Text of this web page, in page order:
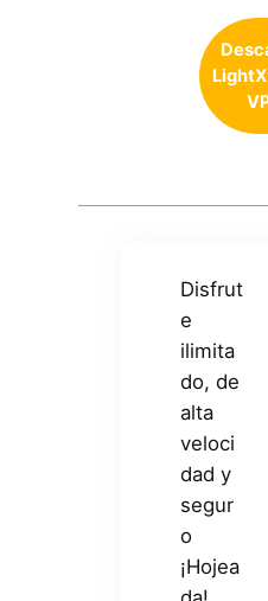
Disfrut
e
ilimita
do, de
alta
veloci
dad y
segur
o
¡Hojea